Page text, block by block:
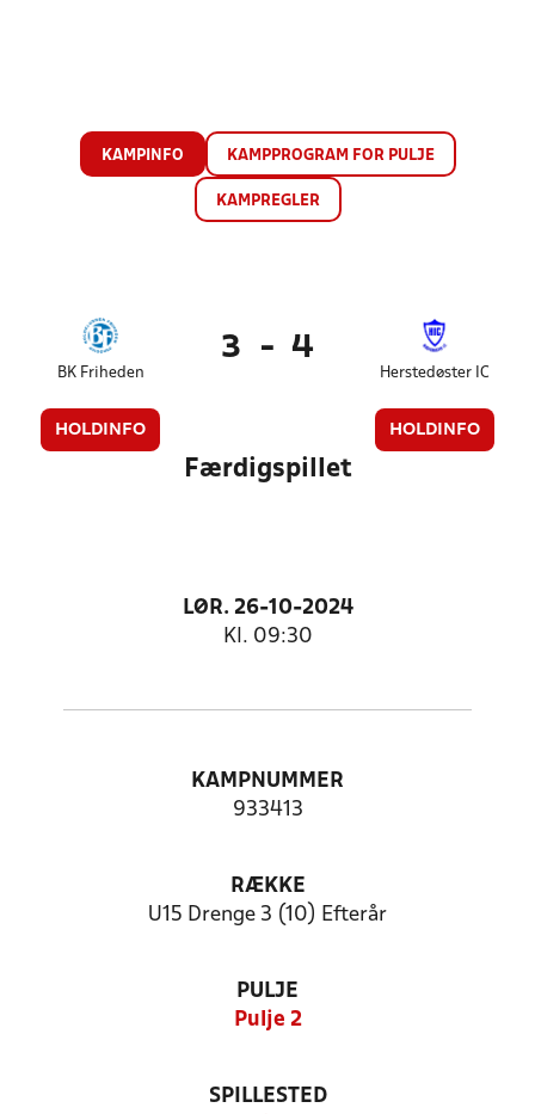
KAMPINFO KAMPPROGRAM FOR PULJE
KAMPREGLER
BK Friheden
HOLDINFO
3 - 4
Herstedøster IC
HOLDINFO
Færdigspillet
LØR. 26-10-2024
Kl. 09:30
KAMPNUMMER
933413
RÆKKE
U15 Drenge 3 (10) Efterår
PULJE
Pulje 2
SPILLESTED